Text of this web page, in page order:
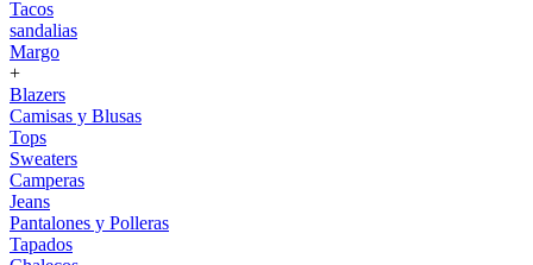
Tacos
sandalias
Margo
+
Blazers
Camisas y Blusas
Tops
Sweaters
Camperas
Jeans
Pantalones y Polleras
Tapados